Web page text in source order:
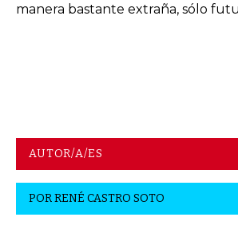
manera bastante extraña, sólo
AUTOR/A/ES
PORRENÉ CASTRO SOTO